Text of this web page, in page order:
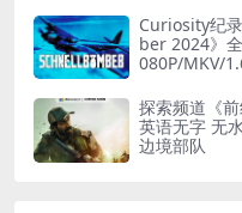
Curiosity纪
ber 2024》
080P/MKV/
探索频道《
英语无字 无
边境部队